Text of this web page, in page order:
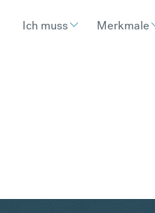
Ich muss Merkmale